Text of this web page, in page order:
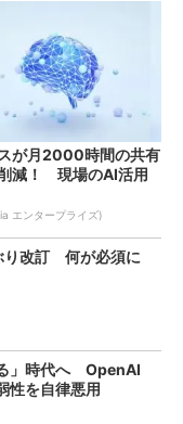
が月2000時間の共有
減！ 現場のAI活用
エンタープライズ)
り改訂 何が必須に
」時代へ OpenAI
性を自律悪用